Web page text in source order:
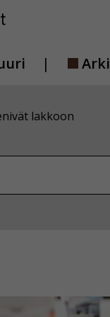
Arki
lakkoon